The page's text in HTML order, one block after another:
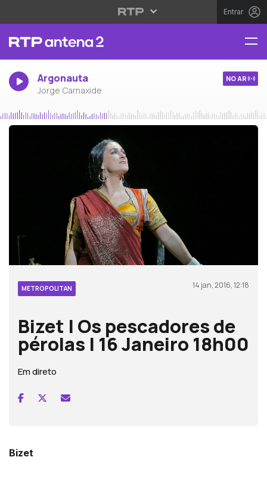
Entrar
Argonauta
Jorge Carnaxide
NO AR
METROPOLITAN 14 jan, 2016, 12:18
Bizet | Os pescadores de
pérolas | 16 Janeiro 18h00
Em direto
Bizet